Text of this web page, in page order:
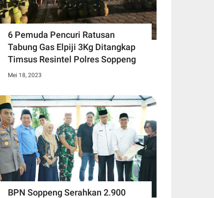
6 Pemuda Pencuri Ratusan
Tabung Gas Elpiji 3Kg Ditangkap
Timsus Resintel Polres Soppeng
Mei 18, 2023
BPN Soppeng Serahkan 2.900